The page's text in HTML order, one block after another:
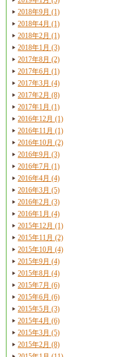
2018年9月 (1)
2018年4月 (1)
2018年2月 (1)
2018年1月 (3)
2017年8月 (2)
2017年6月 (1)
2017年3月 (4)
2017年2月 (8)
2017年1月 (1)
2016年12月 (1)
2016年11月 (1)
2016年10月 (2)
2016年9月 (3)
2016年7月 (1)
2016年4月 (4)
2016年3月 (5)
2016年2月 (3)
2016年1月 (4)
2015年12月 (1)
2015年11月 (2)
2015年10月 (4)
2015年9月 (4)
2015年8月 (4)
2015年7月 (6)
2015年6月 (6)
2015年5月 (3)
2015年4月 (6)
2015年3月 (5)
2015年2月 (8)